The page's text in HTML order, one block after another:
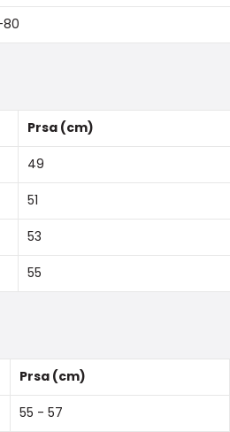
Prsa (cm)
49
51
53
55
Prsa (cm)
55 - 57